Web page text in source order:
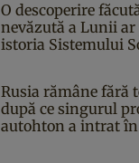
O descoperire
nevăzută a Lunii ar
istoria Sistemului
Rusia rămâne fără
după ce singurul
autohton a intrat